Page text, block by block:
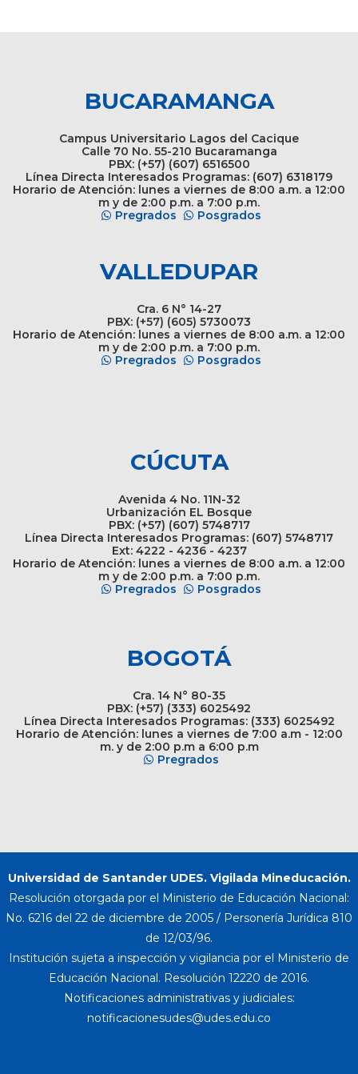
BUCARAMANGA
Campus Universitario Lagos del Cacique
Calle 70 No. 55-210 Bucaramanga
PBX: (+57) (607) 6516500
Línea Directa Interesados Programas: (607) 6318179
Horario de Atención: lunes a viernes de 8:00 a.m. a 12:00
m y de 2:00 p.m. a 7:00 p.m.
Pregrados
Posgrados
VALLEDUPAR
Cra. 6 N° 14-27
PBX: (+57) (605) 5730073
Horario de Atención: lunes a viernes de 8:00 a.m. a 12:00
m y de 2:00 p.m. a 7:00 p.m.
Pregrados
Posgrados
CÚCUTA
Avenida 4 No. 11N-32
Urbanización EL Bosque
PBX: (+57) (607) 5748717
Línea Directa Interesados Programas: (607) 5748717
Ext: 4222 - 4236 - 4237
Horario de Atención: lunes a viernes de 8:00 a.m. a 12:00
m y de 2:00 p.m. a 7:00 p.m.
Pregrados
Posgrados
BOGOTÁ
Cra. 14 N° 80-35
PBX: (+57) (333) 6025492
Línea Directa Interesados Programas: (333) 6025492
Horario de Atención: lunes a viernes de 7:00 a.m - 12:00
m. y de 2:00 p.m a 6:00 p.m
Pregrados
Universidad de Santander UDES. Vigilada Mineducación.
Resolución otorgada por el Ministerio de Educación Nacional:
No. 6216 del 22 de diciembre de 2005 / Personería Jurídica 810
de 12/03/96.
Institución sujeta a inspección y vigilancia por el Ministerio de
Educación Nacional. Resolución 12220 de 2016.
Notificaciones administrativas y judiciales: